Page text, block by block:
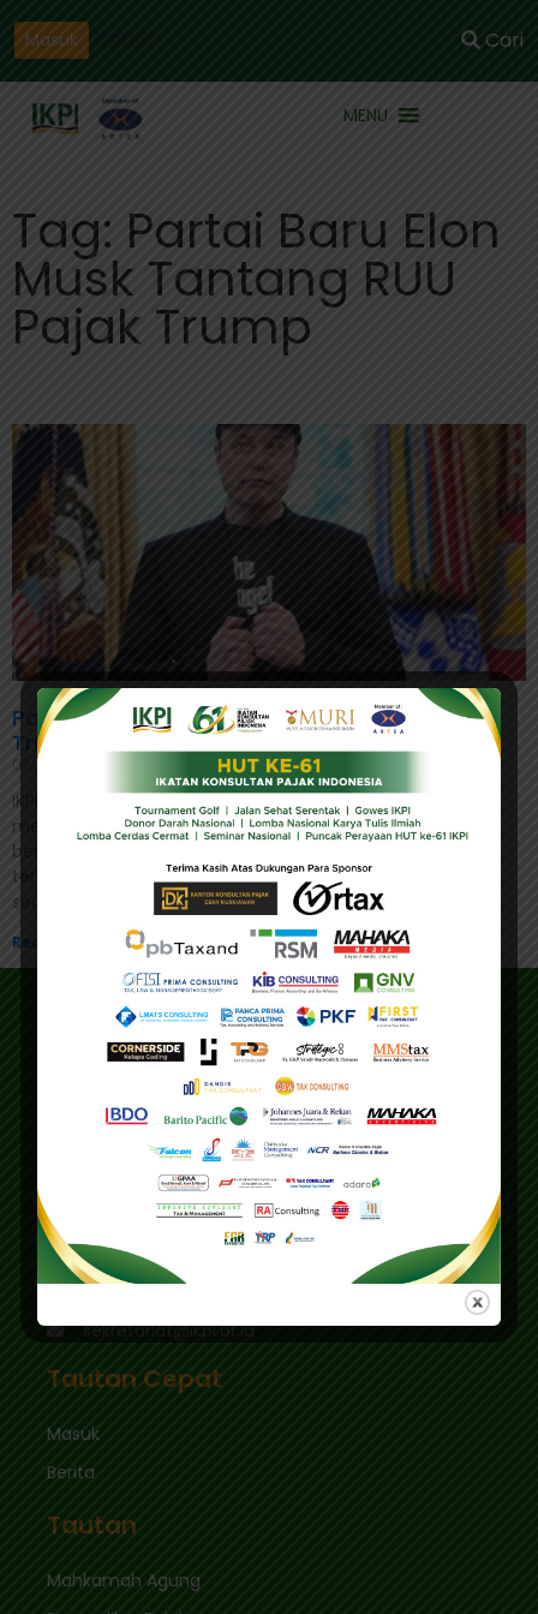
Masuk Cari
MENU
Tag: Partai Baru Elon
Musk Tantang RUU
Pajak Trump
Partai Baru Elon Musk Tantang RUU Pajak
Trump, Siap Guncang Politik AS
07/07/2025
IKPI, Jakarta: Miliarder teknologi Elon Musk kembali
mengguncang dunia politik Amerika Serikat. Setelah
berminggu-minggu menyuarakan ketidaksetujuannya
terhadap kebijakan pajak Presiden Donald Trump, Musk
secara resmi
Read More »
Alamat
Alamat Utama :
Gedung IKPI, Jl. Condet Pejaten No. 3B
Pejaten Barat - Pasar Minggu
Jakarta Selatan 12510
Pusdiklat :
Graha Mas Fatmawati Blok B4-5 Cipete Utara,
Kec. Keb. Baru Jl. Fatmawati Raya
Jakarta Selatan 12410
sekretariat@ikpi.or.id
Tautan Cepat
Masuk
Berita
Tautan
Mahkamah Agung